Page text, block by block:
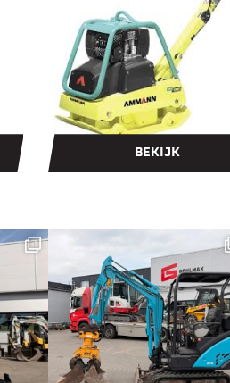
BEKIJK